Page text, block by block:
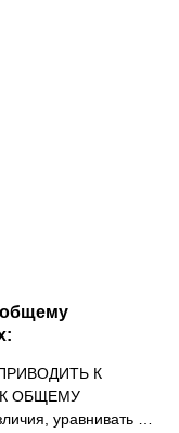
общему
К
ОБЩЕМУ
уравнивать …